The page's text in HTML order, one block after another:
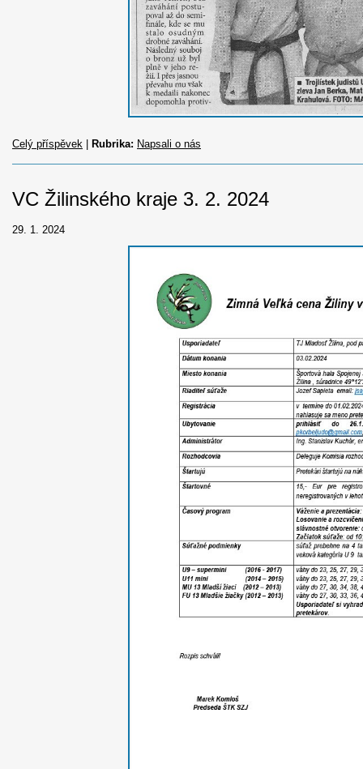
Celý příspěvek Rubrika: Napsali o nás
VC Žilinského kraje 3. 2. 2024
29. 1. 2024